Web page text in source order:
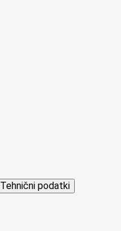
Tehnični podatki